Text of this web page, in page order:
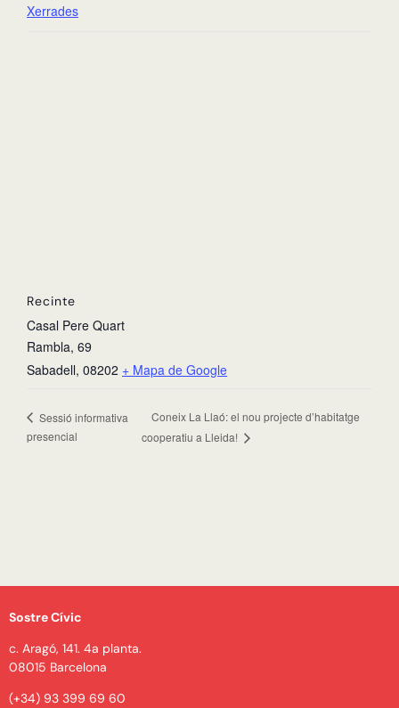
Xerrades
Recinte
Casal Pere Quart
Rambla, 69
Sabadell, 08202 + Mapa de Google
Sessió informativa
presencial
Coneix La Llaó: el nou projecte d’habitatge
cooperatiu a Lleida!
Sostre Cívic
c. Aragó, 141. 4a planta.
08015 Barcelona
(+34) 93 399 69 60